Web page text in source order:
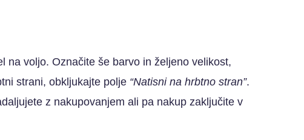
na voljo. Označite še barvo in željeno velikost,
strani, obkljukajte polje “Natisni na hrbtno stran”.
z nakupovanjem ali pa nakup zaključite v